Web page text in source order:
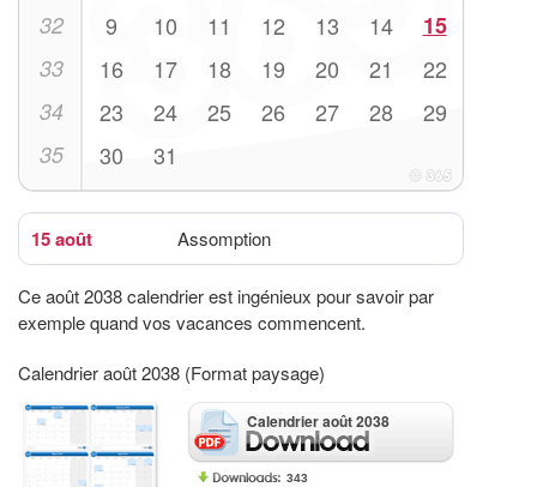
32 9 10 11 12 13 14 15
33 16 17 18 19 20 21 22
34 23 24 25 26 27 28 29
35 30 31
15 août Assomption
Ce août 2038 calendrier est ingénieux pour savoir par
exemple quand vos vacances commencent.
Calendrier août 2038 (Format paysage)
Calendrier août 2038
343